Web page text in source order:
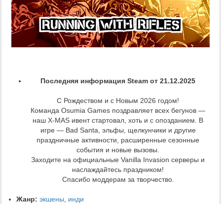
Последняя информация Steam от 21.12.2025
С Рождеством и с Новым 2026 годом!
Команда Osumia Games поздравляет всех бегунов —
наш X‑MAS ивент стартовал, хоть и с опозданием. В
игре — Bad Santa, эльфы, щелкунчики и другие
праздничные активности, расширенные сезонные
события и новые вызовы.
Заходите на официальные Vanilla Invasion серверы и
наслаждайтесь праздником!
Спасибо моддерам за творчество.
Жанр: экшены, инди